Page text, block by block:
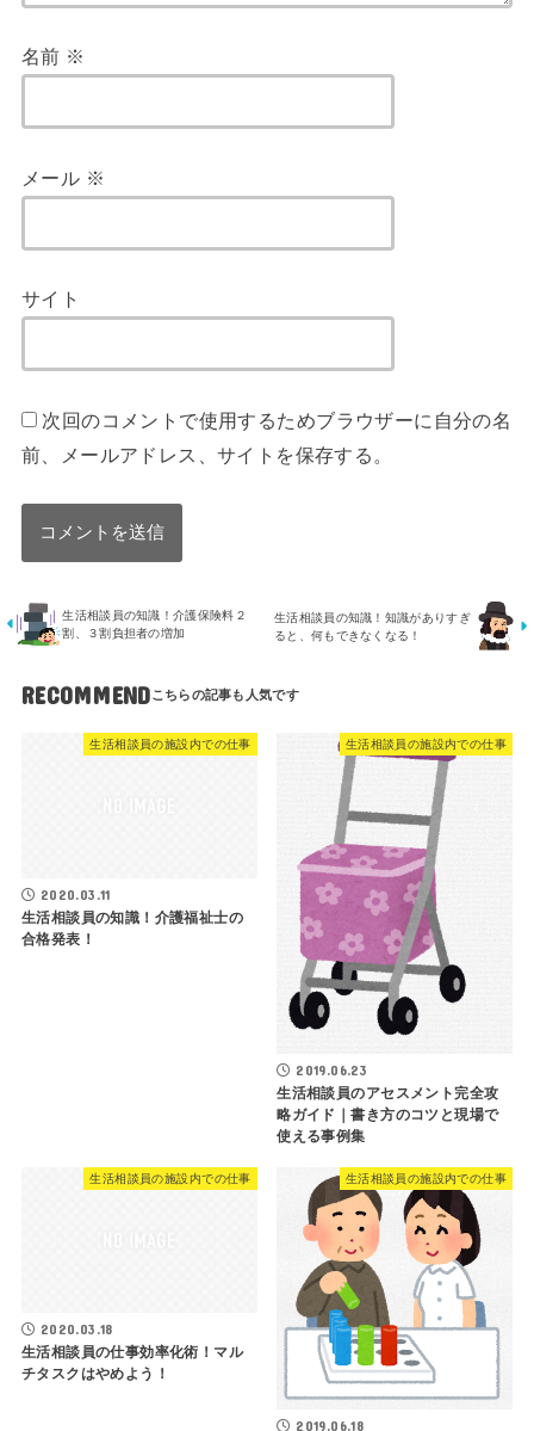
名前 ※
メール ※
サイト
次回のコメントで使用するためブラウザーに自分の名
前、メールアドレス、サイトを保存する。
生活相談員の知識！介護保険料２
割、３割負担者の増加
生活相談員の知識！知識がありすぎ
ると、何もできなくなる！
RECOMMEND
生活相談員の施設内での仕事
2020.03.11
生活相談員の知識！介護福祉士の
合格発表！
生活相談員の施設内での仕事
2019.06.23
生活相談員のアセスメント完全攻
略ガイド｜書き方のコツと現場で
使える事例集
生活相談員の施設内での仕事
2020.03.18
生活相談員の仕事効率化術！マル
チタスクはやめよう！
生活相談員の施設内での仕事
2019.06.18